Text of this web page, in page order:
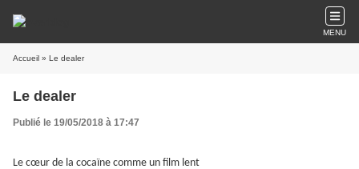
MENU
Accueil » Le dealer
Le dealer
Publié le 19/05/2018 à 17:47
Le cœur de la cocaïne comme un film lent